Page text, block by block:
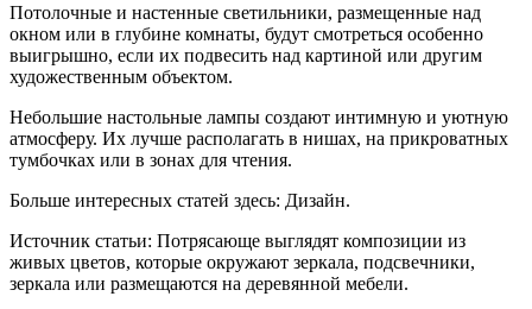
Потолочные и настенные светильники, размещенные над
окном или в глубине комнаты, будут смотреться особенно
выигрышно, если их подвесить над картиной или другим
художественным объектом.
Небольшие настольные лампы создают интимную и уютную
атмосферу. Их лучше располагать в нишах, на прикроватных
тумбочках или в зонах для чтения.
Больше интересных статей здесь: Дизайн.
Источник статьи: Потрясающе выглядят композиции из
живых цветов, которые окружают зеркала, подсвечники,
зеркала или размещаются на деревянной мебели.